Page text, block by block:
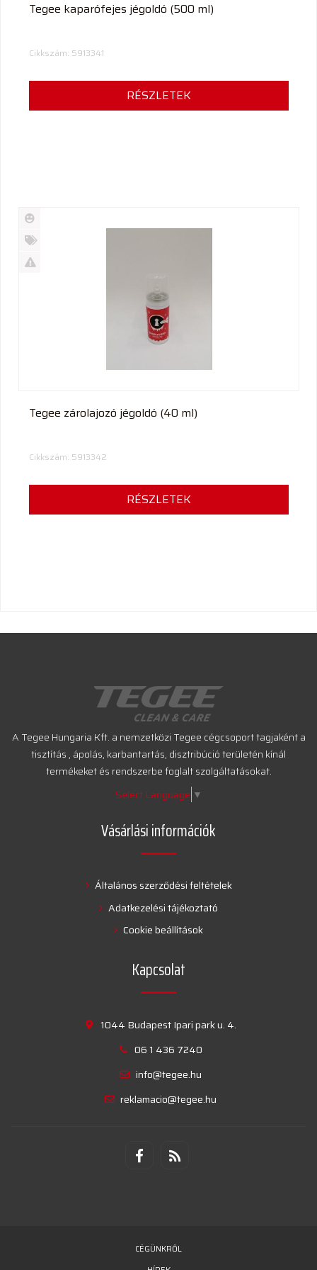
Tegee kaparófejes jégoldó (500 ml)
Cikkszám: 5913341
RÉSZLETEK
Új
termék
%
Tegee zárolajozó jégoldó (40 ml)
Cikkszám: 5913342
RÉSZLETEK
A Tegee Hungaria Kft. a nemzetközi Tegee cégcsoport tagjaként a
tisztítás , ápolás, karbantartás, disztribúció területén kínál
termékeket és rendszerbe foglalt szolgáltatásokat.
Select Language ▼
Vásárlási információk
Általános szerződési feltételek
Adatkezelési tájékoztató
Cookie beállítások
Kapcsolat
1044 Budapest Ipari park u. 4.
06 1 436 7240
info@tegee.hu
reklamacio@tegee.hu
CÉGÜNKRŐL